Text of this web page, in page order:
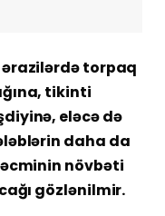
ərazilərdə torpaq
tikinti
eləcə də
daha da
növbəti
gözlənilmir.